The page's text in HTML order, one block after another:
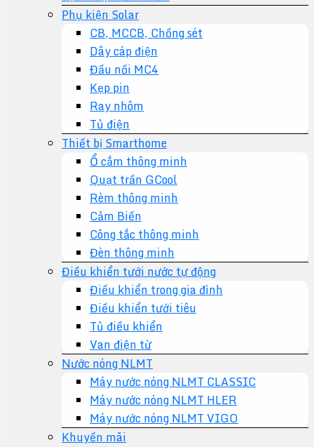
Phụ kiện Solar
CB, MCCB, Chống sét
Dây cáp điện
Đầu nối MC4
Kẹp pin
Ray nhôm
Tủ điện
Thiết bị Smarthome
Ổ cắm thông minh
Quạt trần GCool
Rèm thông minh
Cảm Biến
Công tắc thông minh
Đèn thông minh
Điều khiển tưới nước tự động
Điều khiển trong gia đình
Điều khiển tưới tiêu
Tủ điều khiển
Van điện từ
Nước nóng NLMT
Máy nước nóng NLMT CLASSIC
Máy nước nóng NLMT HLER
Máy nước nóng NLMT VIGO
Khuyến mãi